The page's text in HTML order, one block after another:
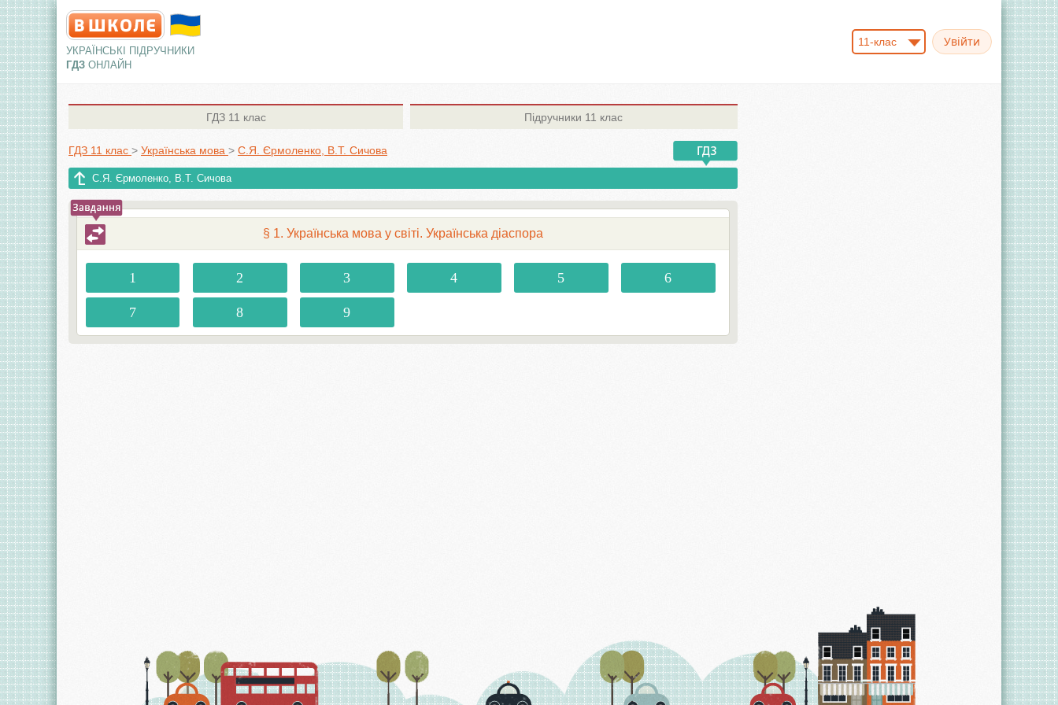
УКРАЇНСЬКІ ПІДРУЧНИКИ
ГДЗ ОНЛАЙН
11-клас
ГДЗ11 клас Підручники 11 клас
ГДЗ 11 клас > Українська мова > С.Я. Єрмоленко, В.Т. Сичова
С.Я. Єрмоленко, В.Т. Сичова
§ 1. Українська мова у світі. Українська діаспора
1 2 3 4 5 6
7 8 9